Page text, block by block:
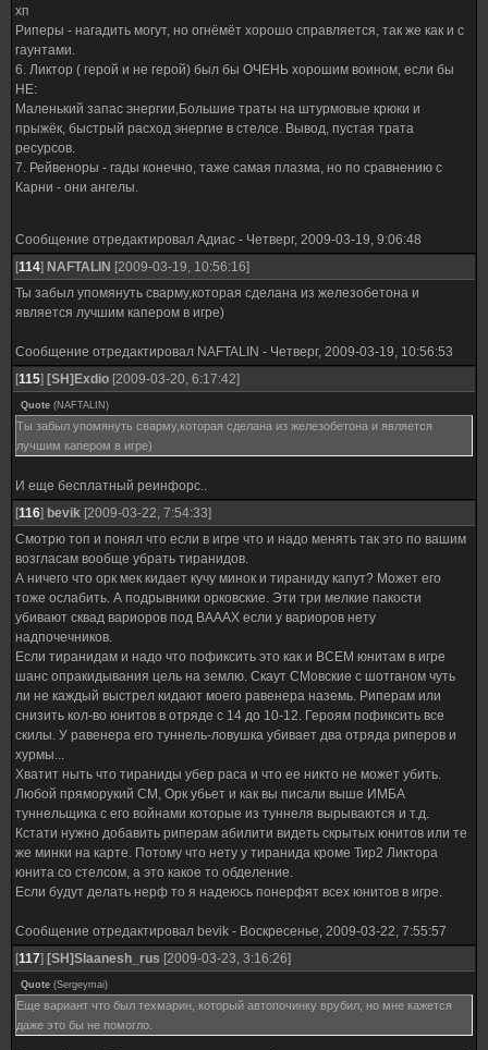
хп
Риперы - нагадить могут, но огнёмёт хорошо справляется, так же как и с
гаунтами.
6. Ликтор ( герой и не герой) был бы ОЧЕНЬ хорошим воином, если бы
НЕ:
Маленький запас энергии,Большие траты на штурмовые крюки и
прыжёк, быстрый расход энергие в стелсе. Вывод, пустая трата
ресурсов.
7. Рейвеноры - гады конечно, таже самая плазма, но по сравнению с
Карни - они ангелы.
Сообщение отредактировал Адиас - Четверг, 2009-03-19, 9:06:48
[114] NAFTALIN [2009-03-19, 10:56:16]
Ты забыл упомянуть сварму,которая сделана из железобетона и
является лучшим капером в игре)
Сообщение отредактировал NAFTALIN - Четверг, 2009-03-19, 10:56:53
[115] [SH]Exdio [2009-03-20, 6:17:42]
Quote (NAFTALIN )
Ты забыл упомянуть сварму,которая сделана из железобетона и является
лучшим капером в игре)
И еще бесплатный реинфорс..
[116] bevik [2009-03-22, 7:54:33]
Смотрю топ и понял что если в игре что и надо менять так это по вашим
возгласам вообще убрать тиранидов.
А ничего что орк мек кидает кучу минок и тираниду капут? Может его
тоже ослабить. А подрывники орковские. Эти три мелкие пакости
убивают сквад вариоров под ВАААХ если у вариоров нету
надпочечников.
Если тиранидам и надо что пофиксить это как и ВСЕМ юнитам в игре
шанс опракидывания цель на землю. Скаут СМовские с шотганом чуть
ли не каждый выстрел кидают моего равенера наземь. Риперам или
снизить кол-во юнитов в отряде с 14 до 10-12. Героям пофиксить все
скилы. У равенера его туннель-ловушка убивает два отряда риперов и
хурмы...
Хватит ныть что тираниды убер раса и что ее никто не может убить.
Любой пряморукий СМ, Орк убьет и как вы писали выше ИМБА
туннельщика с его войнами которые из туннеля вырываются и т.д.
Кстати нужно добавить риперам абилити видеть скрытых юнитов или те
же минки на карте. Потому что нету у тиранида кроме Тир2 Ликтора
юнита со стелсом, а это какое то обделение.
Если будут делать нерф то я надеюсь понерфят всех юнитов в игре.
Сообщение отредактировал bevik - Воскресенье, 2009-03-22, 7:55:57
[117] [SH]Slaanesh_rus [2009-03-23, 3:16:26]
Quote (Sergeymai)
Еще вариант что был техмарин, который автопочинку врубил, но мне кажется
даже это бы не помогло.